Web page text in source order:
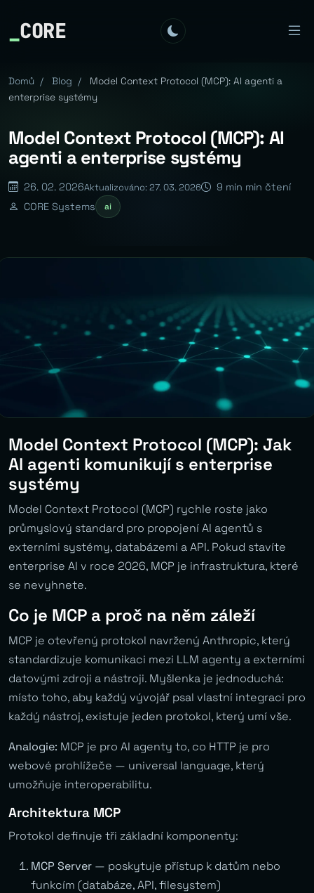
_CORE
Domů / Blog /
Model Context Protocol (MCP): AI agenti a
enterprise systémy
Model Context Protocol (MCP): AI
agenti a enterprise systémy
26. 02. 2026Aktualizováno: 27. 03. 2026
9 min min čtení
CORE Systems
ai
Model Context Protocol (MCP): Jak
AI agenti komunikují s enterprise
systémy
Model Context Protocol (MCP) rychle roste jako
průmyslový standard pro propojení AI agentů s
externími systémy, databázemi a API. Pokud stavíte
enterprise AI v roce 2026, MCP je infrastruktura, které
se nevyhnete.
Co je MCP a proč na něm záleží
MCP je otevřený protokol navržený Anthropic, který
standardizuje komunikaci mezi LLM agenty a externími
datovými zdroji a nástroji. Myšlenka je jednoduchá:
místo toho, aby každý vývojář psal vlastní integraci pro
každý nástroj, existuje jeden protokol, který umí vše.
Analogie: MCP je pro AI agenty to, co HTTP je pro
webové prohlížeče — universal language, který
umožňuje interoperabilitu.
Architektura MCP
Protokol definuje tři základní komponenty:
MCP Server — poskytuje přístup k datům nebo
funkcím (databáze, API, filesystem)